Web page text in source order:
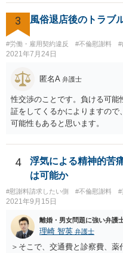
によっても追加での請求につ
た、請求する金額によっては
るのであれば払っておしまいに
3 風俗退店後のトラブ
#労働・雇用契約違反 #不倫慰謝料 #
2021年7月24日
匿名A 弁護士
性交渉のことです。負ける可
証をしてくるかによりますの
可能性もあると思います。
4
浮気による精神的苦
は可能か
#慰謝料請求したい側 #不倫慰謝料 #
2021年9月15日
離婚・男女問題に強い弁護
理崎 智英 弁護士
＞そこで、交通費と診察費、